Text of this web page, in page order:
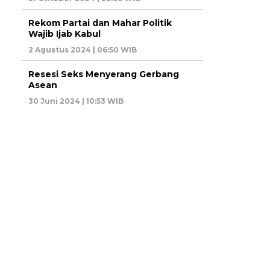
Rekom Partai dan Mahar Politik
Wajib Ijab Kabul
2 Agustus 2024 | 06:50 WIB
Resesi Seks Menyerang Gerbang
Asean
30 Juni 2024 | 10:53 WIB